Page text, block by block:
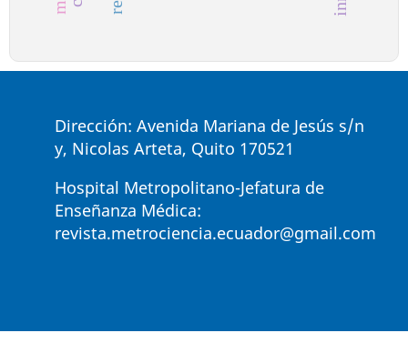
Dirección: Avenida Mariana de Jesús s/n
y, Nicolas Arteta, Quito 170521
Hospital Metropolitano-Jefatura de
Enseñanza Médica:
revista.metrociencia.ecuador@gmail.com